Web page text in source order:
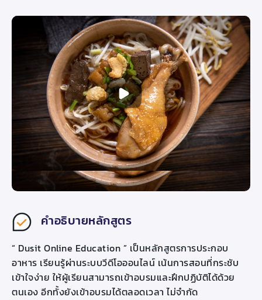
คำอธิบายหลักสูตร
“ Dusit Online Education ” เป็นหลักสูตรการประกอบ
อาหาร เรียนรู้ผ่านระบบวีดีโอออนไลน์ เน้นการสอนที่กระชับ
เข้าใจง่าย ให้ผู้เรียนสามารถเข้าอบรมและฝึกปฏิบัติได้ด้วย
ตนเอง อีกทั้งยังเข้าอบรมได้ตลอดเวลา ไม่จำกัด